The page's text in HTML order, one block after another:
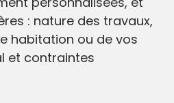
: nature des travaux,
habitation ou de vos
et contraintes